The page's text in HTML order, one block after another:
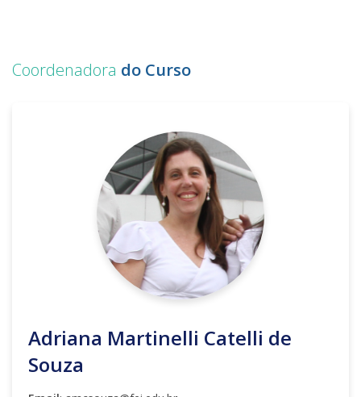
Coordenadora do Curso
Adriana Martinelli Catelli de
Souza